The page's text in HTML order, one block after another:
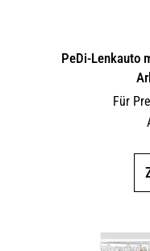
PeDi-Lenkauto
Für